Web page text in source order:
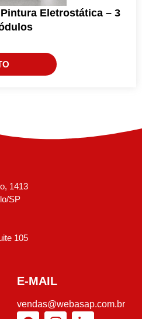
Eletrostática – 3
1413
SP
105
E-MAIL
vendas@webasap.com.br